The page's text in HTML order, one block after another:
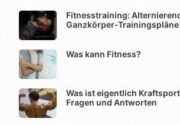
Fitnesstraining:
Ganzkörper-Trainingspläne
Was kann Fitness?
Was ist eigentlich
Fragen und Antworten